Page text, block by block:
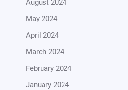
August 2024
May 2024
April 2024
March 2024
February 2024
January 2024